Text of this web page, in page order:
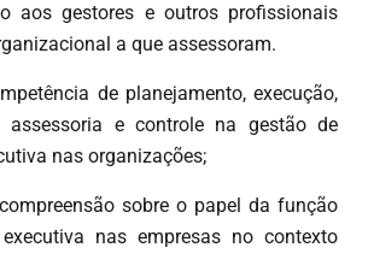
aos gestores e outros profissionais
a que assessoram.
de planejamento, execução,
assessoria e controle na gestão de
nas organizações;
sobre o papel da função
nas empresas no contexto